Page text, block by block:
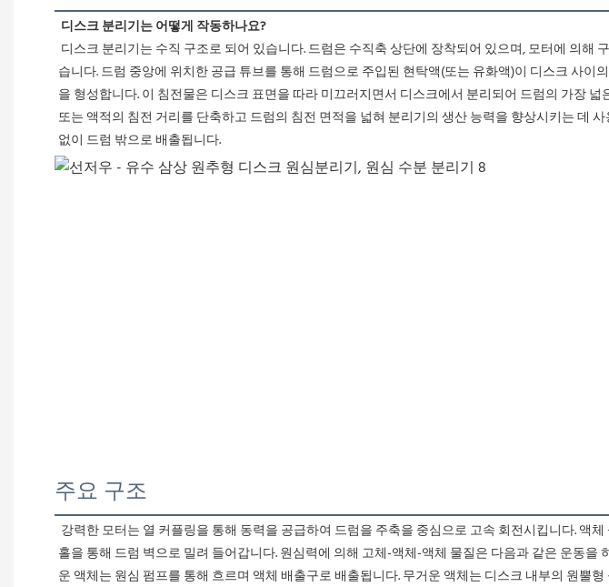
디스크 분리기는 어떻게 작동하나요?
습니다. 드럼 중앙에 위치한 공급 튜브를 통해 드럼으로 주입된 현탁액(또는 유화액)이 디스크 사
을 형성합니다. 이 침전물은 디스크 표면을 따라 미끄러지면서 디스크에서 분리되어 드럼의 가장
또는 액적의 침전 거리를 단축하고 드럼의 침전 면적을 넓혀 분리기의 생산 능력을 향상시키는 데
없이 드럼 밖으로 배출됩니다.
주요 구조
홀을 통해 드럼 벽으로 밀려 들어갑니다. 원심력에 의해 고체-액체-액체 물질은 다음과 같은 운동
운 액체는 원심 펌프를 통해 흐르며 액체 배출구로 배출됩니다. 무거운 액체는 디스크 내부의 원뿔